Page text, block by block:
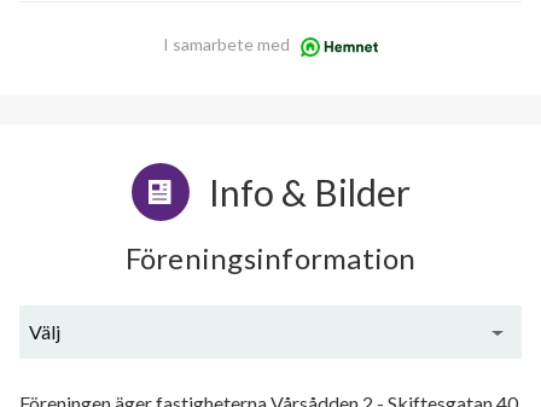
I samarbete med
Info & Bilder
Föreningsinformation
Välj